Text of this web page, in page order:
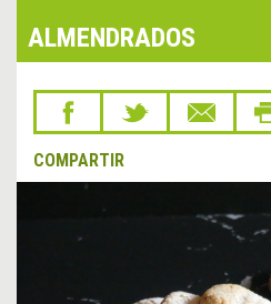
ALMENDRADOS
COMPARTIR